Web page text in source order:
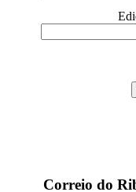
Correio do